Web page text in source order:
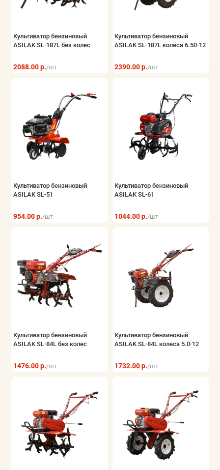
Культиватор бензиновый
ASILAK SL-187L без колес
2088.00 р./шт
Культиватор бензиновый
ASILAK SL-187L колёса 6.50-12
2390.00 р./шт
Культиватор бензиновый
ASILAK SL-51
954.00 р./шт
Культиватор бензиновый
ASILAK SL-61
1044.00 р./шт
Культиватор бензиновый
ASILAK SL-84L без колес
1476.00 р./шт
Культиватор бензиновый
ASILAK SL-84L колеса 5.0-12
1732.00 р./шт